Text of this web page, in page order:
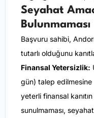
Seyahat
Bulunmaması
Başvuru sahibi,
tutarlı olduğunu
Finansal Yetersizlik:
gün) talep edilmesine
yeterli finansal
sunulmaması,